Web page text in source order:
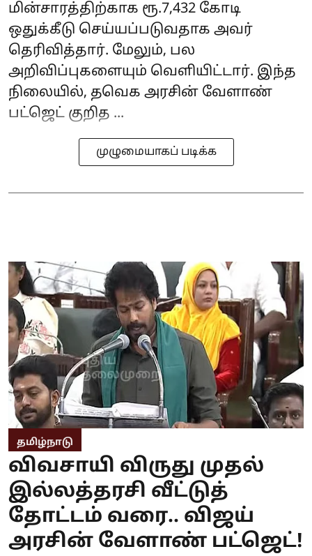
மின்சாரத்திற்காக ரூ.7,432 கோடி
ஒதுக்கீடு செய்யப்படுவதாக அவர்
தெரிவித்தார். மேலும், பல
அறிவிப்புகளையும் வெளியிட்டார். இந்த
நிலையில், தவெக அரசின் வேளாண்
பட்ஜெட் குறித ...
முழுமையாகப் படிக்க
தமிழ்நாடு
விவசாயி விருது முதல்
இல்லத்தரசி வீட்டுத்
தோட்டம் வரை.. விஜய்
அரசின் வேளாண் பட்ஜெட்!